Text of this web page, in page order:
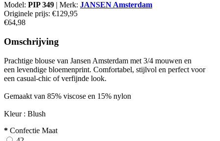
Model: PIP 349 Merk: JANSEN Amsterdam
Originele prijs: €129,95
€64,98
Omschrijving
Prachtige blouse van Jansen Amsterdam met 3/4 mouwen en
een levendige bloemenprint. Comfortabel, stijlvol en perfect voor
een casual-chic of verfijnde look.
Gemaakt van 85% viscose en 15% nylon
Kleur : Blush
* Confectie Maat